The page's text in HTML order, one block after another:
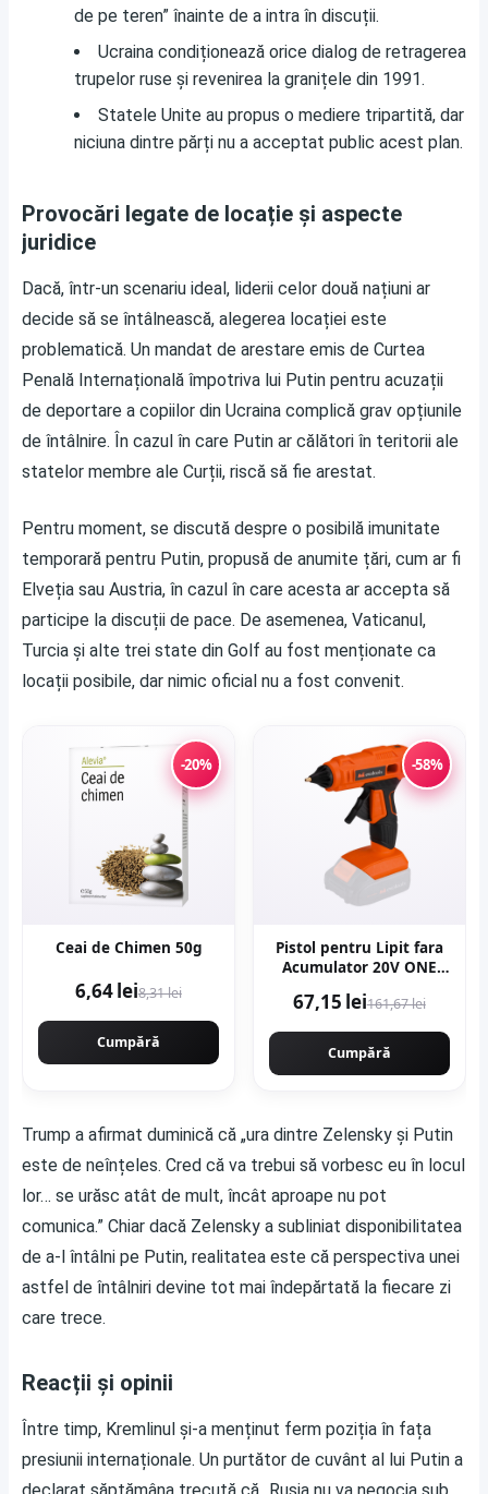
de pe teren” înainte de a intra în discuții.
Ucraina condiționează orice dialog de retragerea
trupelor ruse și revenirea la granițele din 1991.
Statele Unite au propus o mediere tripartită, dar
niciuna dintre părți nu a acceptat public acest plan.
Provocări legate de locație și aspecte
juridice
Dacă, într-un scenariu ideal, liderii celor două națiuni ar
decide să se întâlnească, alegerea locației este
problematică. Un mandat de arestare emis de Curtea
Penală Internațională împotriva lui Putin pentru acuzații
de deportare a copiilor din Ucraina complică grav opțiunile
de întâlnire. În cazul în care Putin ar călători în teritorii ale
statelor membre ale Curții, riscă să fie arestat.
Pentru moment, se discută despre o posibilă imunitate
temporară pentru Putin, propusă de anumite țări, cum ar fi
Elveția sau Austria, în cazul în care acesta ar accepta să
participe la discuții de pace. De asemenea, Vaticanul,
Turcia și alte trei state din Golf au fost menționate ca
locații posibile, dar nimic oficial nu a fost convenit.
-20%
Ceai de Chimen 50g
6,64 lei8,31 lei
Cumpără
-58%
Pistol pentru Lipit fara
Acumulator 20V ONE
Evotools 681327
67,15 lei161,67 lei
Cumpără
Trump a afirmat duminică că „ura dintre Zelensky și Putin
este de neînțeles. Cred că va trebui să vorbesc eu în locul
lor… se urăsc atât de mult, încât aproape nu pot
comunica.” Chiar dacă Zelensky a subliniat disponibilitatea
de a-l întâlni pe Putin, realitatea este că perspectiva unei
astfel de întâlniri devine tot mai îndepărtată la fiecare zi
care trece.
Reacții și opinii
Între timp, Kremlinul și-a menținut ferm poziția în fața
presiunii internaționale. Un purtător de cuvânt al lui Putin a